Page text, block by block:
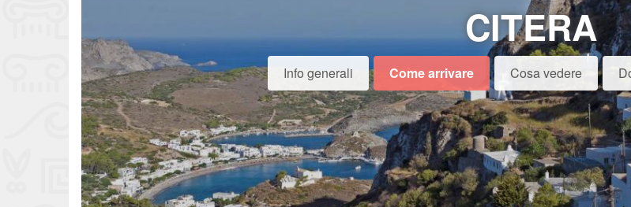
CITERA
Info generali Come arrivare Cosa vedere